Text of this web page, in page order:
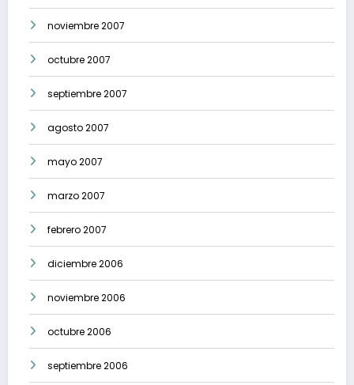
noviembre 2007
octubre 2007
septiembre 2007
agosto 2007
mayo 2007
marzo 2007
febrero 2007
diciembre 2006
noviembre 2006
octubre 2006
septiembre 2006